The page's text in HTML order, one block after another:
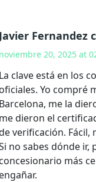
Javier Fernandez
noviembre 20, 2025 at
La clave está en los
oficiales. Yo compré
Barcelona, me la
me dieron el
verificación. Fácil,
no sabes dónde ir,
concesionario más
engañar.